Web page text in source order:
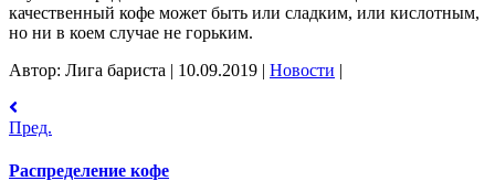
качественный кофе может быть или сладким, или кислотным,
но ни в коем случае не горьким.
Автор: Лига бариста | 10.09.2019 | Новости |
Пред.
Распределение кофе